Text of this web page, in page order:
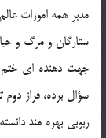
مدبر همه امورات
ستارگان و مرگ و
جهت دهنده اي ختم
سؤال برده، فراز
ربوبي بهره مند